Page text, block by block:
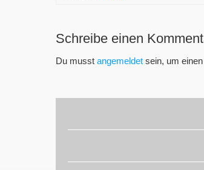
Schreibe einen
Du musst angemeldet sein, um